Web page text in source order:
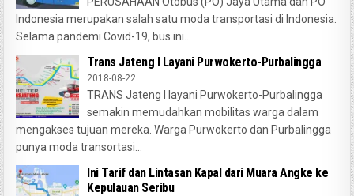
Indonesia merupakan salah satu moda transportasi di Indonesia.
Selama pandemi Covid-19, bus ini...
Trans Jateng I Layani Purwokerto-Purbalingga
2018-08-22
TRANS Jateng I layani Purwokerto-Purbalingga
semakin memudahkan mobilitas warga dalam
mengakses tujuan mereka. Warga Purwokerto dan Purbalingga
punya moda transortasi...
Ini Tarif dan Lintasan Kapal dari Muara Angke ke
Kepulauan Seribu